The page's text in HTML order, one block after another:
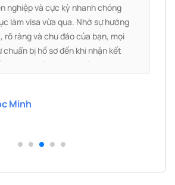
nghiệp và cực kỳ nhanh chóng
làm visa vừa qua. Nhờ sự hướng
rõ ràng và chu đáo của bạn, mọi
bị hồ sơ đến khi nhận kết
ra suôn sẻ và hiệu quả tôi mong
Minh